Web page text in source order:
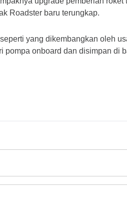
Roadster baru terungkap.
yang dikembangkan oleh
pompa onboard dan disimpan di